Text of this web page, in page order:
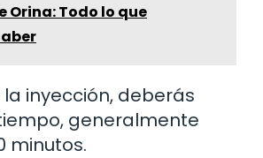
Orina: Todo lo que
inyección, deberás
generalmente
minutos.